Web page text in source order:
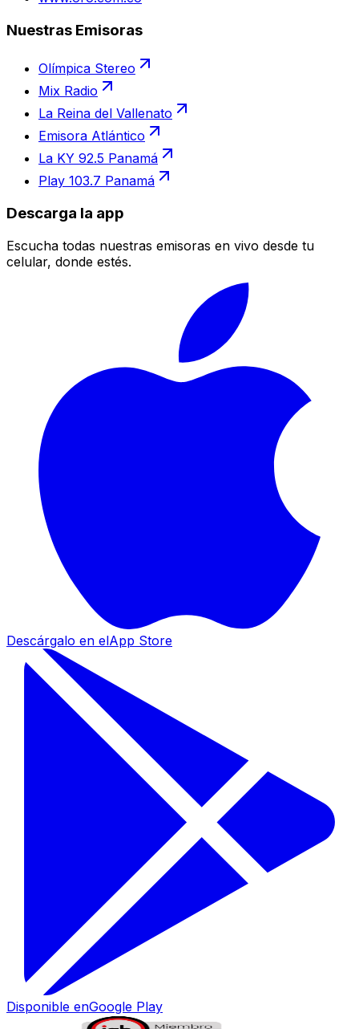
Nuestras Emisoras
Olímpica Stereo
Mix Radio
La Reina del Vallenato
Emisora Atlántico
La KY 92.5 Panamá
Play 103.7 Panamá
Descarga la app
Escucha todas nuestras emisoras en vivo desde tu
celular, donde estés.
Descárgalo en elApp Store
Disponible enGoogle Play